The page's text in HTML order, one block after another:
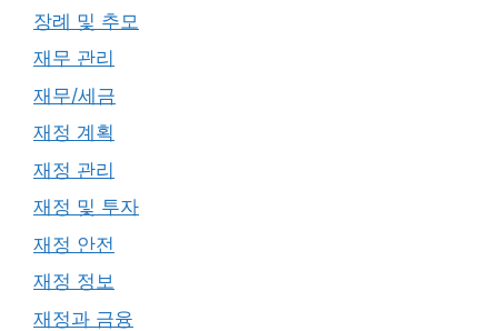
장례 및 추모
재무 관리
재무/세금
재정 계획
재정 관리
재정 및 투자
재정 안전
재정 정보
재정과 금융